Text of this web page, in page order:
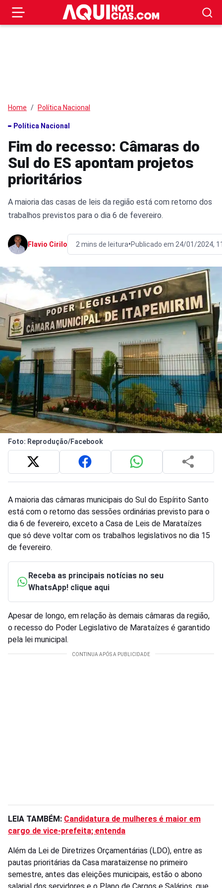
Home Política Nacional
Política Nacional
Fim do recesso: Câmaras do
Sul do ES apontam projetos
prioritários
A maioria das casas de leis da região está com retorno dos
trabalhos previstos para o dia 6 de fevereiro.
Flavio Cirilo 2 mins de leitura•Publicado em 24/01/2024,
Foto: Reprodução/Facebook
A maioria das câmaras municipais do Sul do Espírito Santo
está com o retorno das sessões ordinárias previsto para o
dia 6 de fevereiro, exceto a Casa de Leis de Marataízes
que só deve voltar com os trabalhos legislativos no dia 15
de fevereiro.
Receba as principais notícias no seu
WhatsApp! clique aqui
Apesar de longo, em relação às demais câmaras da região,
o recesso do Poder Legislativo de Marataízes é garantido
pela lei municipal.
LEIA TAMBÉM: Candidatura de mulheres é maior em
cargo de vice-prefeita; entenda
Além da Lei de Diretrizes Orçamentárias (LDO), entre as
pautas prioritárias da Casa marataizense no primeiro
semestre, antes das eleições municipais, estão o abono